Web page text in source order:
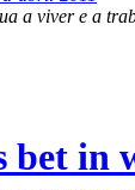
a viver e a
bet in